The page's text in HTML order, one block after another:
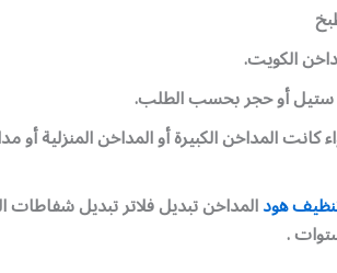
الكويت.
أو حجر بحسب الطلب.
المداخن الكبيرة أو المداخن المنزلية أو
هودالمداخن تبديل فلاتر تبديل شفاطات